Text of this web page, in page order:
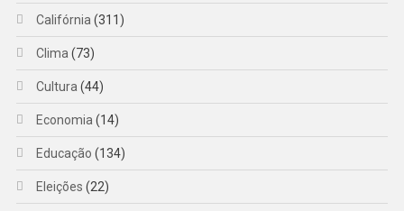
Califórnia (311)
Clima (73)
Cultura (44)
Economia (14)
Educação (134)
Eleições (22)